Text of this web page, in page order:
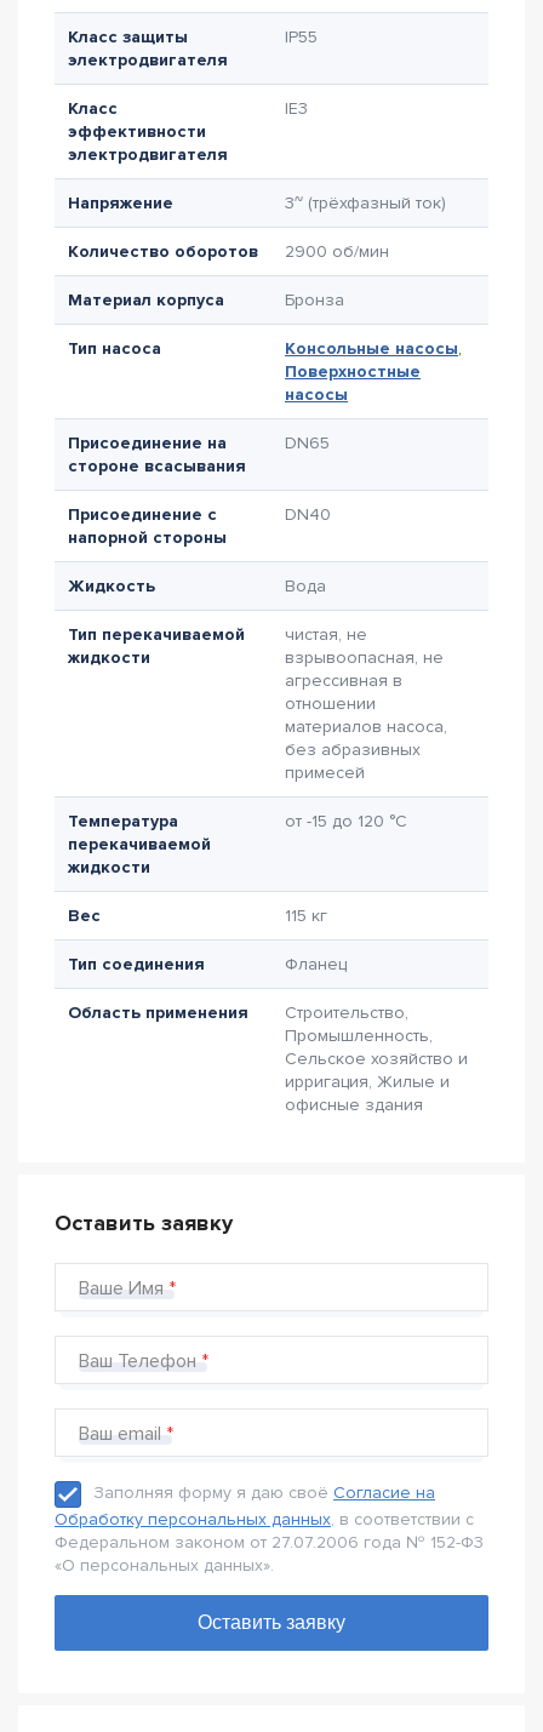
Класс защиты
электродвигателя
IP55
Класс
эффективности
электродвигателя
IE3
Напряжение 3~ (трёхфазный ток)
Количество оборотов 2900 об/мин
Материал корпуса Бронза
Тип насоса Консольные насосы,
Поверхностные
насосы
Присоединение на
стороне всасывания
DN65
Присоединение с
напорной стороны
DN40
Жидкость Вода
Тип перекачиваемой
жидкости
чистая, не
взрывоопасная, не
агрессивная в
отношении
материалов насоса,
без абразивных
примесей
Температура
перекачиваемой
жидкости
от -15 до 120 °C
Вес 115 кг
Тип соединения Фланец
Область применения
Строительство,
Промышленность,
Сельское хозяйство и
ирригация, Жилые и
офисные здания
Оставить заявку
Ваше Имя
Ваш Телефон
Ваш email
Заполняя форму я даю своё Согласие на
Обработку персональных данных, в соответствии с
Федеральном законом от 27.07.2006 года № 152-Ф3
«О персональных данных».